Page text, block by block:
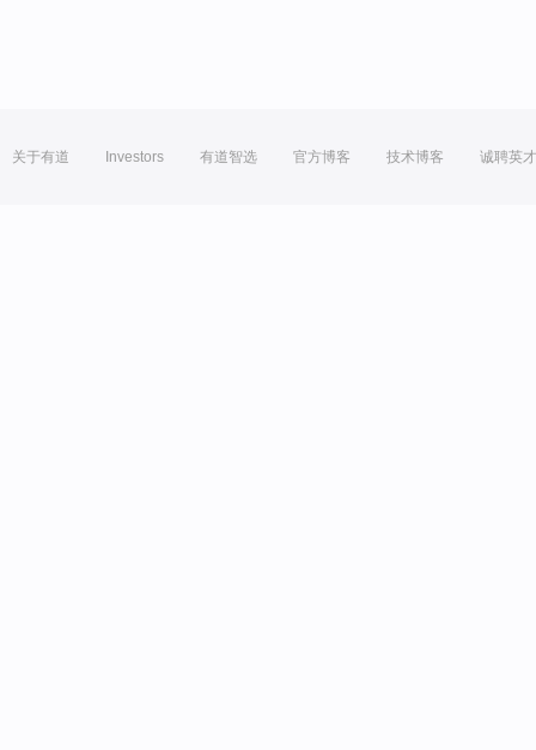
关于有道 Investors 有道智选 官方博客 技术博客 诚聘英才